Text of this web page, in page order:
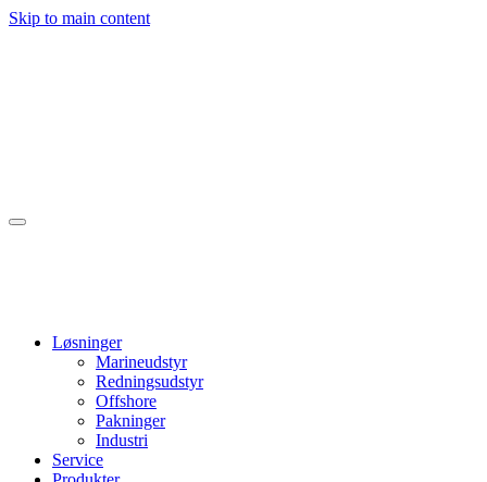
Skip to main content
Løsninger
Marineudstyr
Redningsudstyr
Offshore
Pakninger
Industri
Service